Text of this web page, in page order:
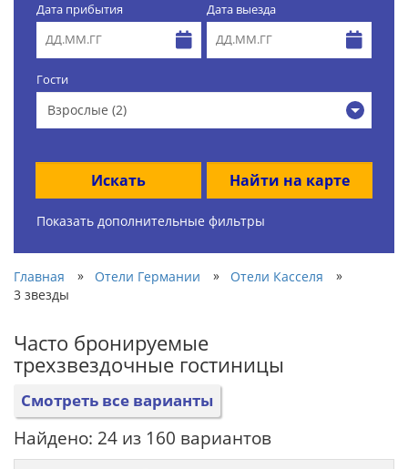
Дата прибытия Дата выезда
Гости
Взрослые (2)
Искать Найти на карте
Показать дополнительные фильтры
Главная » Отели Германии » Отели Касселя
»
3 звезды
Часто бронируемые
трехзвездочные гостиницы
Смотреть все варианты
Найдено: 24 из 160 вариантов